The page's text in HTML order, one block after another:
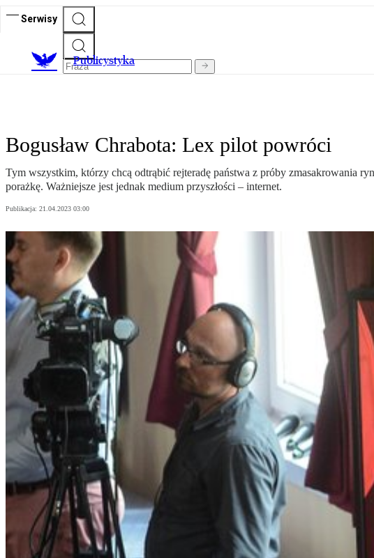
Serwisy
Publicystyka
Bogusław Chrabota: Lex pilot powróci
Tym wszystkim, którzy chcą odtrąbić rejteradę państwa z próby zmasakrowania
porażkę. Ważniejsze jest jednak medium przyszłości – internet.
Publikacja: 21.04.2023 03:00